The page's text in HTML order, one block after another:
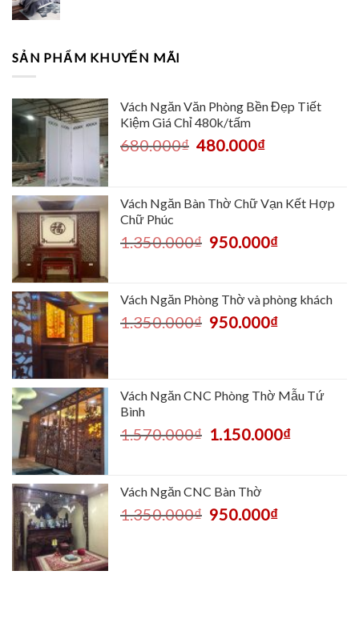
SẢN PHẨM KHUYẾN MÃI
Vách Ngăn Văn Phòng Bền Đẹp Tiết
Kiệm Giá Chỉ 480k/tấm
680.000₫ 480.000₫
Vách Ngăn Bàn Thờ Chữ Vạn Kết Hợp
Chữ Phúc
1.350.000₫ 950.000₫
Vách Ngăn Phòng Thờ và phòng khách
1.350.000₫ 950.000₫
Vách Ngăn CNC Phòng Thờ Mẫu Tứ
Bình
1.570.000₫ 1.150.000₫
Vách Ngăn CNC Bàn Thờ
1.350.000₫ 950.000₫